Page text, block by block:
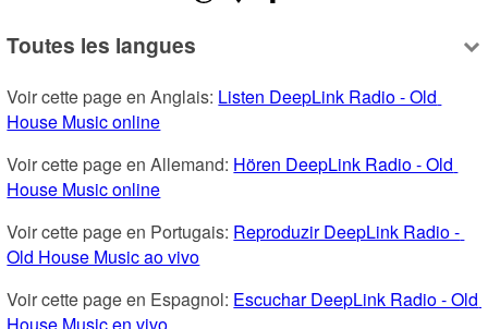
Toutes les langues
Voir cette page en Anglais: Listen DeepLink Radio - Old
House Music online
Voir cette page en Allemand: Hören DeepLink Radio - Old
House Music online
Voir cette page en Portugais: Reproduzir DeepLink Radio -
Old House Music ao vivo
Voir cette page en Espagnol: Escuchar DeepLink Radio - Old
House Music en vivo